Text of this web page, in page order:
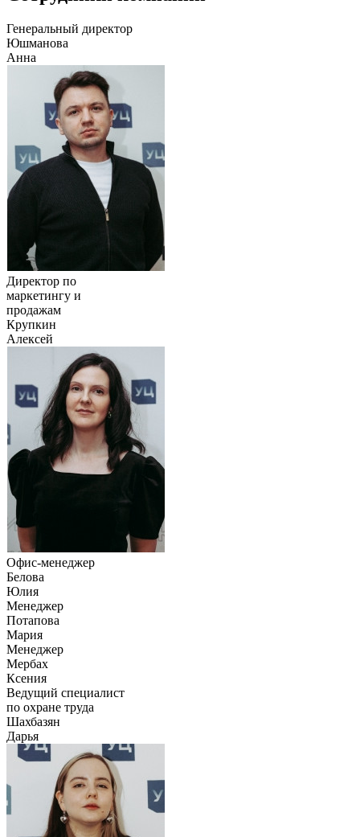
Генеральный директор
Юшманова
Анна
Директор по
маркетингу и
продажам
Крупкин
Алексей
Офис-менеджер
Белова
Юлия
Менеджер
Потапова
Мария
Менеджер
Мербах
Ксения
Ведущий специалист
по охране труда
Шахбазян
Дарья